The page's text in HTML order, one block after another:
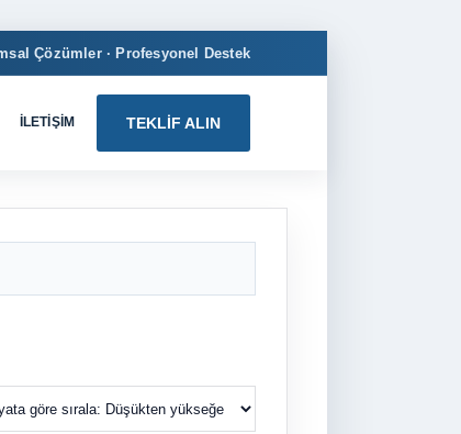
Çözümler · Profesyonel Destek
İLETIŞIM TEKLIF ALIN